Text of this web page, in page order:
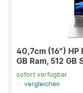
40,7cm (16") HP
GB Ram, 512 GB
sofort verfügbar
vergleichen